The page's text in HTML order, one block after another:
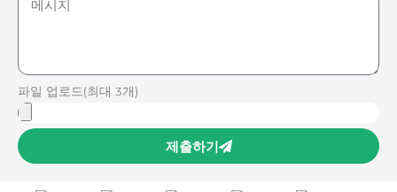
파일 업로드(최대 3개)
제출하기